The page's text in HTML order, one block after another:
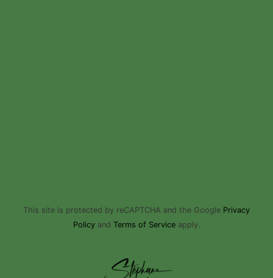
This site is protected by reCAPTCHA and the Google Privacy
Policyand Terms of Serviceapply.